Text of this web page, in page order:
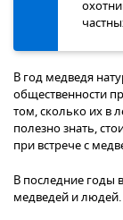
В год медведя
общественности
том, сколько их в
полезно знать,
при встрече с
В последние годы
медведей и людей.